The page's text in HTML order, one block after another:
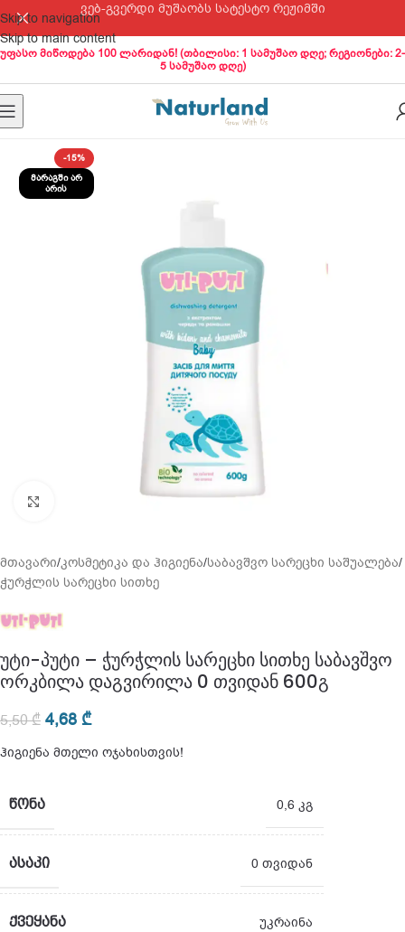
Skip to navigation
Skip to main content
ვებ-გვერდი მუშაობს სატესტო რეჟიმში
უფასო მიწოდება 100 ლარიდან! (თბილისი: 1 სამუშაო დღე; რეგიონები: 2-
5 სამუშაო დღე)
-15%
ᲛᲐᲠᲐᲒᲨᲘ ᲐᲠ
ᲐᲠᲘᲡ
მთავარი/კოსმეტიკა და ჰიგიენა/საბავშვო სარეცხი საშუალება/
ჭურჭლის სარეცხი სითხე
უტი-პუტი – ჭურჭლის სარეცხი სითხე საბავშვო
ორკბილა დაგვირილა 0 თვიდან 600გ
5,50₾ 4,68 ₾
ჰიგიენა მთელი ოჯახისთვის!
ᲬᲝᲜᲐ 0,6 კგ
ᲐᲡᲐᲙᲘ 0 თვიდან
ᲥᲕᲔᲧᲐᲜᲐ უკრაინა